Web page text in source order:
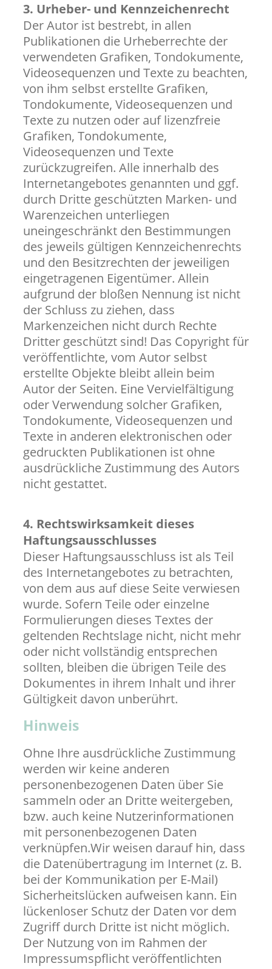
3. Urheber- und Kennzeichenrecht
Der Autor ist bestrebt, in allen
Publikationen die Urheberrechte der
verwendeten Grafiken, Tondokumente,
Videosequenzen und Texte zu beachten,
von ihm selbst erstellte Grafiken,
Tondokumente, Videosequenzen und
Texte zu nutzen oder auf lizenzfreie
Grafiken, Tondokumente,
Videosequenzen und Texte
zurückzugreifen. Alle innerhalb des
Internetangebotes genannten und ggf.
durch Dritte geschützten Marken- und
Warenzeichen unterliegen
uneingeschränkt den Bestimmungen
des jeweils gültigen Kennzeichenrechts
und den Besitzrechten der jeweiligen
eingetragenen Eigentümer. Allein
aufgrund der bloßen Nennung ist nicht
der Schluss zu ziehen, dass
Markenzeichen nicht durch Rechte
Dritter geschützt sind! Das Copyright für
veröffentlichte, vom Autor selbst
erstellte Objekte bleibt allein beim
Autor der Seiten. Eine Vervielfältigung
oder Verwendung solcher Grafiken,
Tondokumente, Videosequenzen und
Texte in anderen elektronischen oder
gedruckten Publikationen ist ohne
ausdrückliche Zustimmung des Autors
nicht gestattet.
4. Rechtswirksamkeit dieses
Haftungsausschlusses
Dieser Haftungsausschluss ist als Teil
des Internetangebotes zu betrachten,
von dem aus auf diese Seite verwiesen
wurde. Sofern Teile oder einzelne
Formulierungen dieses Textes der
geltenden Rechtslage nicht, nicht mehr
oder nicht vollständig entsprechen
sollten, bleiben die übrigen Teile des
Dokumentes in ihrem Inhalt und ihrer
Gültigkeit davon unberührt.
Hinweis
Ohne Ihre ausdrückliche Zustimmung
werden wir keine anderen
personenbezogenen Daten über Sie
sammeln oder an Dritte weitergeben,
bzw. auch keine Nutzerinformationen
mit personenbezogenen Daten
verknüpfen.Wir weisen darauf hin, dass
die Datenübertragung im Internet (z. B.
bei der Kommunikation per E-Mail)
Sicherheitslücken aufweisen kann. Ein
lückenloser Schutz der Daten vor dem
Zugriff durch Dritte ist nicht möglich.
Der Nutzung von im Rahmen der
Impressumspflicht veröffentlichten